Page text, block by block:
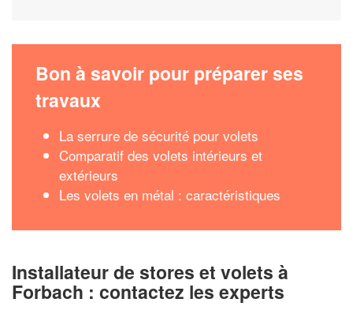
Bon à savoir pour préparer ses
travaux
La serrure de sécurité pour volets
Comparatif des volets intérieurs et
extérieurs
Les volets en métal : caractéristiques
Installateur de stores et volets à
Forbach : contactez les experts